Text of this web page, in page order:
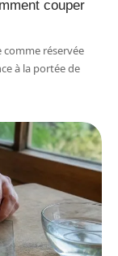
couper
réservée
à la portée de